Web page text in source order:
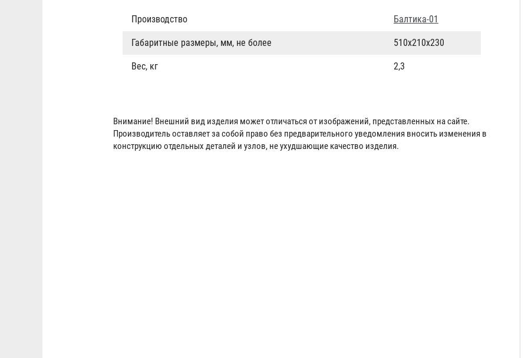
Производство Балтика-01
Габаритные размеры, мм, не более 510х210х230
Вес, кг 2,3
Внимание! Внешний вид изделия может отличаться от изображений, представленных на сайте.
Производитель оставляет за собой право без предварительного уведомления вносить изменения в
конструкцию отдельных деталей и узлов, не ухудшающие качество изделия.